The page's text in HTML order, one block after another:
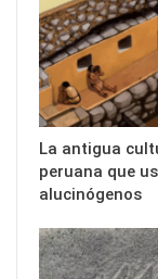
La antigua
peruana que
alucinógenos